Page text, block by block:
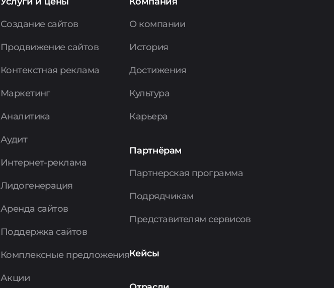
Создание сайтов
Продвижение сайтов
Контекстная реклама
Маркетинг
Аналитика
Аудит
Интернет-реклама
Лидогенерация
Аренда сайтов
Поддержка сайтов
Комплексные предложения
Акции
О компании
История
Достижения
Культура
Карьера
Партнёрам
Партнерская программа
Подрядчикам
Представителям сервисов
Кейсы